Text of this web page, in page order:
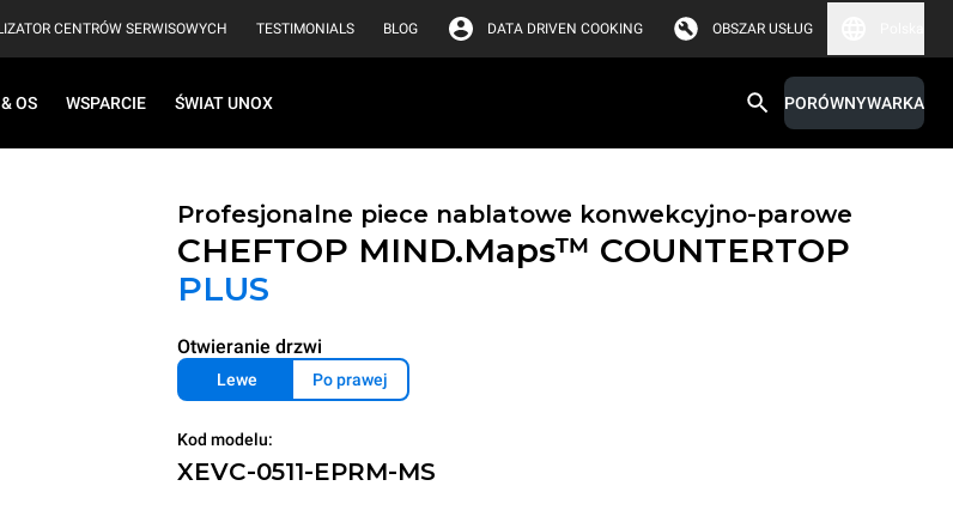
CENTRÓW SERWISOWYCH TESTIMONIALS BLOG DATA DRIVEN COOKING OBSZAR USŁUG
OS WSPARCIE ŚWIAT UNOX PORÓWNYWARKA
Profesjonalne piece nablatowe konwekcyjno-parowe
CHEFTOP MIND.Maps™ COUNTERTOP
PLUS
Otwieranie drzwi
Lewe Po prawej
Kod modelu:
XEVC-0511-EPRM-MS